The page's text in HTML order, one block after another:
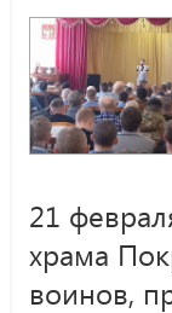
21
храма
воинов,